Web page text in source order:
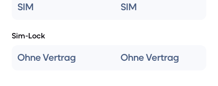
SIM
SIM
Sim-Lock
Ohne Vertrag Ohne Vertrag